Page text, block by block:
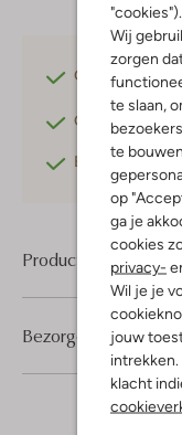
"cookies").
Wij
zorgen
te slaan,
te
op
ga je
cookies
privacy-
Wil je je
jouw
klacht
Gratis
Gratis
Betaal achteraf
Product informatie
Bezorgen &